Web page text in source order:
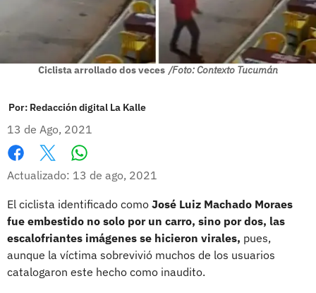
Ciclista arrollado dos veces /Foto: Contexto Tucumán
Por: Redacción digital La Kalle
13 de Ago, 2021
Facebook
X
Actualizado: 13 de ago, 2021
El ciclista identificado como José Luiz Machado Moraes
fue embestido no solo por un carro, sino por dos, las
escalofriantes imágenes se hicieron virales, pues,
aunque la víctima sobrevivió muchos de los usuarios
catalogaron este hecho como inaudito.